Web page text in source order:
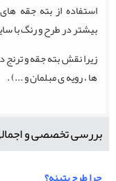
استفاده از بته جقه
بیشتر در طرح و رنگ با
زیرا نقش بته جقه و ترنج
ها ، رویه ی مبلمان و ...) .
بررسی تخصصی و